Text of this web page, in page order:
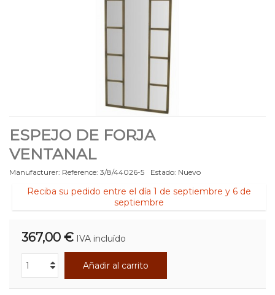
ESPEJO DE FORJA
VENTANAL
Manufacturer: Reference: 3/8/44026-5 Estado: Nuevo
Reciba su pedido entre el día 1 de septiembre y 6 de
septiembre
367,00 € IVA incluído
Añadir al carrito